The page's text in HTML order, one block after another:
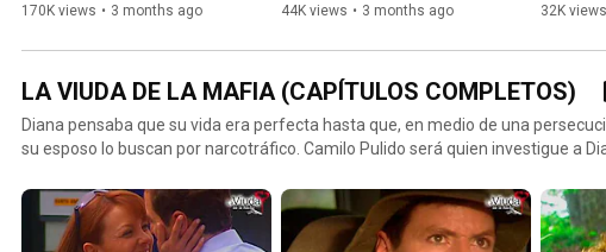
170K views • 3 months ago
44K views • 3 months ago
32K views
LA VIUDA DE LA MAFIA (CAPÍTULOS COMPLETOS)
Diana pensaba que su vida era perfecta hasta que, en medio de una
su esposo lo buscan por narcotráfico. Camilo Pulido será quien investigue a
Camilo Pulido / Patrick Delmas - Aníbal Montes